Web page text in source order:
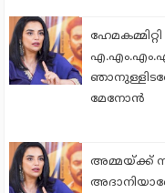
മേനോന്‍
അമ്മയ്ക്ക്